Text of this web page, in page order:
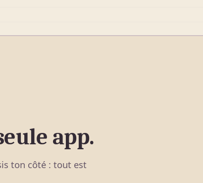
app.
ton côté : tout est